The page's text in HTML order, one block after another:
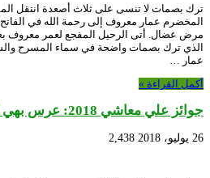
ترك بصمات لا تنسى على ثلاث أصعدة انتقل
المخضرم عمار معروف إلى رحمة الله في
مرض عضال. أتى الرحيل المفجع لعمر معروف
الذي ترك بصمات واضحة في سماء المسرح
عمار …
أكمل القراءة »
جوائز علي معاشي 2018: عرس بهي الألوان
26 يوليو، 2018 2,438